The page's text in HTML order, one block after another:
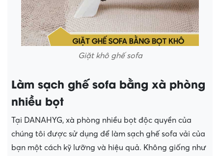
Giặt khô ghế sofa
Làm sạch ghế sofa bằng xà phòng
nhiều bọt
Tại DANAHYG, xà phòng nhiều bọt độc quyền của
chúng tôi được sử dụng để làm sạch ghế sofa vải của
bạn một cách kỹ lưỡng và hiệu quả. Không giống như